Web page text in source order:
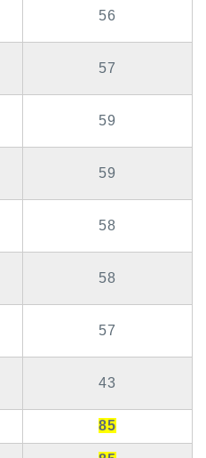
56
57
59
59
58
58
57
43
85